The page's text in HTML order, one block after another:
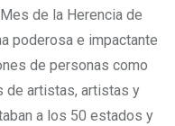
de la Herencia de
poderosa e impactante
de personas como
de artistas, artistas y
a los 50 estados y